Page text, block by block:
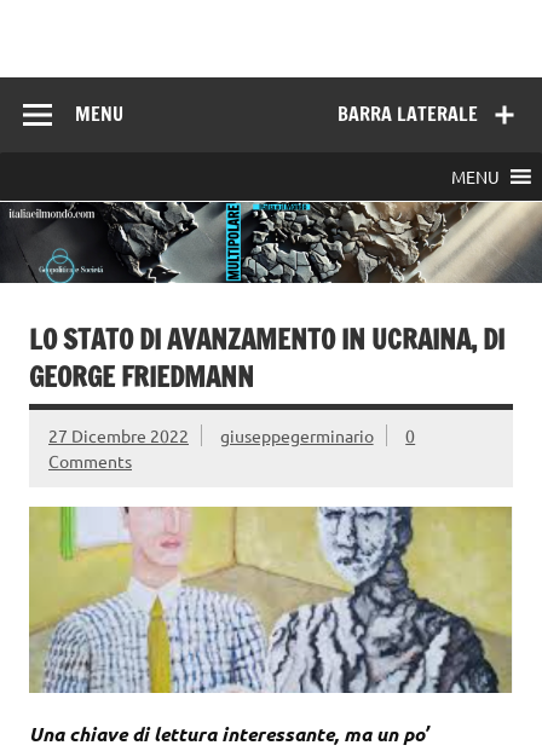
BARRA LATERALE
MENU
MENU
LO STATO DI AVANZAMENTO IN UCRAINA, DI
GEORGE FRIEDMANN
27 Dicembre 2022 giuseppegerminario
0
Comments
Una chiave di lettura interessante, ma un po’